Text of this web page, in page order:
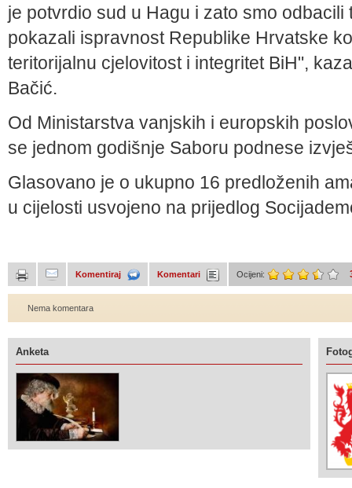
je potvrdio sud u Hagu i zato smo
pokazali ispravnost Republike Hrvatske
teritorijalnu cjelovitost i integritet BiH",
Bačić.
Od Ministarstva vanjskih i europskih
se jednom godišnje Saboru podnese
Glasovano je o ukupno 16 predloženih
u cijelosti usvojeno na prijedlog
Komentiraj Komentari Ocijeni:
Nema komentara
Anketa